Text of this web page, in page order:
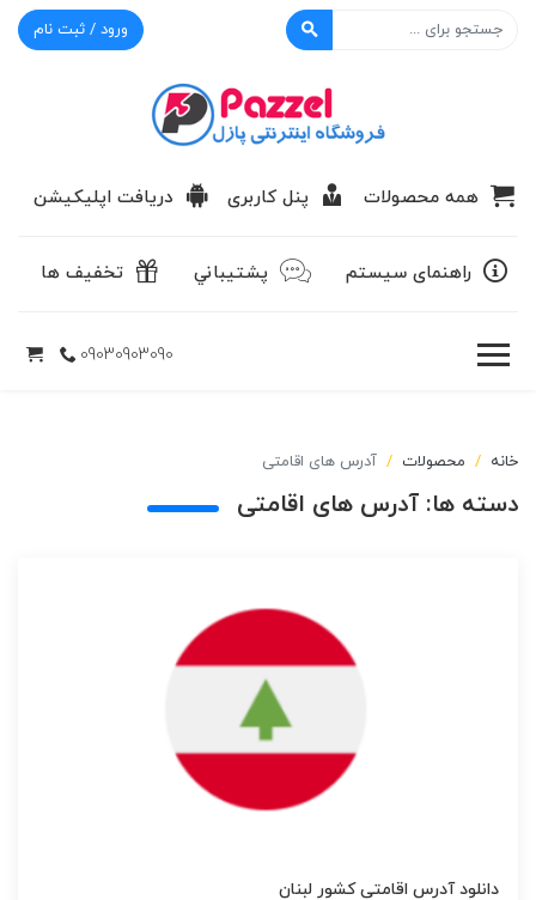
ورود / ثبت نام
همه محصولات پنل کاربری دریافت اپلیکیشن
راهنمای سیستم پشتيباني تخفیف ها
09030903090
خانه محصولات آدرس های اقامتی
دسته ها: آدرس های اقامتی
دانلود آدرس اقامتی کشور لبنان